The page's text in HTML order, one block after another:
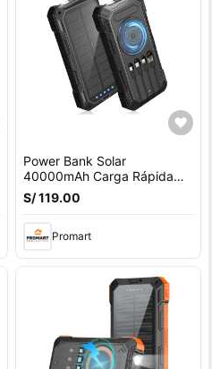
Power Bank Solar
40000mAh Carga Rápida
22.5W Inalámbrico
Resistente IP65 Negro
S/ 119.00
Promart